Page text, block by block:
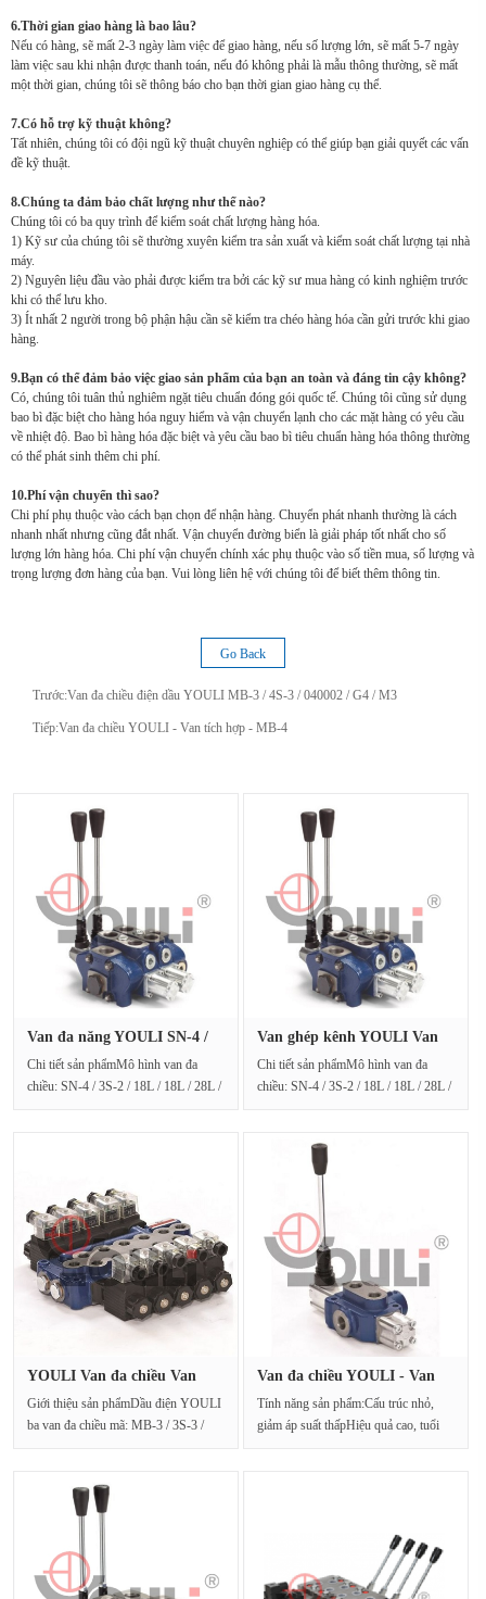
6.Thời gian giao hàng là bao lâu?
Nếu có hàng, sẽ mất 2-3 ngày làm việc để giao hàng, nếu số lượng lớn, sẽ mất 5-7 ngày
làm việc sau khi nhận được thanh toán, nếu đó không phải là mẫu thông thường, sẽ mất
một thời gian, chúng tôi sẽ thông báo cho bạn thời gian giao hàng cụ thể.
7.Có hỗ trợ kỹ thuật không?
Tất nhiên, chúng tôi có đội ngũ kỹ thuật chuyên nghiệp có thể giúp bạn giải quyết các vấn
đề kỹ thuật.
8.Chúng ta đảm bảo chất lượng như thế nào?
Chúng tôi có ba quy trình để kiểm soát chất lượng hàng hóa.
1) Kỹ sư của chúng tôi sẽ thường xuyên kiểm tra sản xuất và kiểm soát chất lượng tại nhà
máy.
2) Nguyên liệu đầu vào phải được kiểm tra bởi các kỹ sư mua hàng có kinh nghiệm trước
khi có thể lưu kho.
3) Ít nhất 2 người trong bộ phận hậu cần sẽ kiểm tra chéo hàng hóa cần gửi trước khi giao
hàng.
9.Bạn có thể đảm bảo việc giao sản phẩm của bạn an toàn và đáng tin cậy không?
Có, chúng tôi tuân thủ nghiêm ngặt tiêu chuẩn đóng gói quốc tế. Chúng tôi cũng sử dụng
bao bì đặc biệt cho hàng hóa nguy hiểm và vận chuyển lạnh cho các mặt hàng có yêu cầu
về nhiệt độ. Bao bì hàng hóa đặc biệt và yêu cầu bao bì tiêu chuẩn hàng hóa thông thường
có thể phát sinh thêm chi phí.
10.Phí vận chuyển thì sao?
Chi phí phụ thuộc vào cách bạn chọn để nhận hàng. Chuyển phát nhanh thường là cách
nhanh nhất nhưng cũng đắt nhất. Vận chuyển đường biển là giải pháp tốt nhất cho số
lượng lớn hàng hóa. Chi phí vận chuyển chính xác phụ thuộc vào số tiền mua, số lượng và
trọng lượng đơn hàng của bạn. Vui lòng liên hệ với chúng tôi để biết thêm thông tin.
Go Back
Trước:Van đa chiều điện dầu YOULI MB-3 / 4S-3 / 040002 / G4 / M3
Tiếp:Van đa chiều YOULI - Van tích hợp - MB-4
Van đa năng YOULI SN-4 /
Chi tiết sản phẩmMô hình van đa
chiều: SN-4 / 3S-2 / 18L / 18L / 28L /
Van ghép kênh YOULI Van
Chi tiết sản phẩmMô hình van đa
chiều: SN-4 / 3S-2 / 18L / 18L / 28L /
YOULI Van đa chiều Van
Giới thiệu sản phẩmDầu điện YOULI
ba van đa chiều mã: MB-3 / 3S-3 /
Van đa chiều YOULI - Van
Tính năng sản phẩm:Cấu trúc nhỏ,
giảm áp suất thấpHiệu quả cao, tuổi